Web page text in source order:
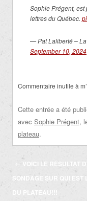
Sophie Prégent,
lettres du Québec.
— Pat Laliberté –
September 10, 2024
Commentaire inutile à
Cette entrée a été
avec Sophie Prégent,
plateau.
Navigation
des
articles
← VOICI LE RÉSULTAT
SONDAGE SUR QUI EST
DU PLATEAU!!!